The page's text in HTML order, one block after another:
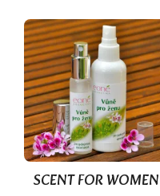
SCENT FOR WOMEN